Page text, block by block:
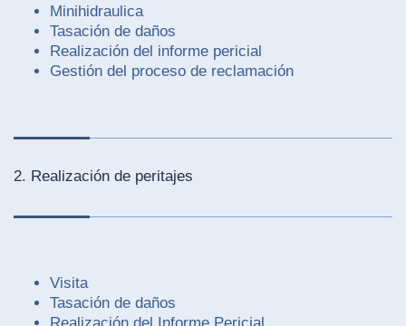
Minihidraulica
Tasación de daños
Realización del informe pericial
Gestión del proceso de reclamación
2. Realización de peritajes
Visita
Tasación de daños
Realización del Informe Pericial